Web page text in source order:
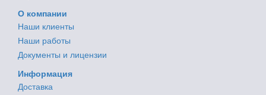
О компании
Наши клиенты
Наши работы
Документы и лицензии
Информация
Доставка